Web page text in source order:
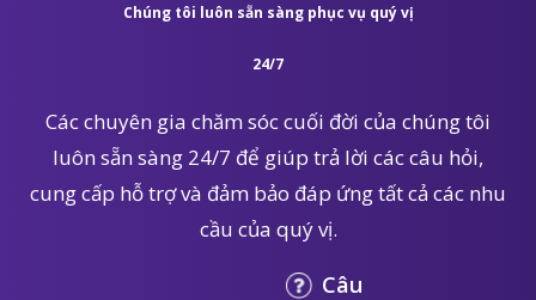
Chúng tôi luôn sẵn sàng phục vụ quý vị
24/7
Các chuyên gia chăm sóc cuối đời của chúng tôi
luôn sẵn sàng 24/7 để giúp trả lời các câu hỏi,
cung cấp hỗ trợ và đảm bảo đáp ứng tất cả các nhu
cầu của quý vị.
Câu